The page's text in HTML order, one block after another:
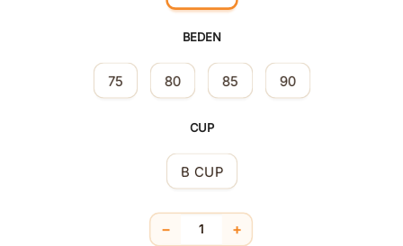
BEDEN
75 80 85 90
CUP
B CUP
Balenli Desteksiz Dolgusuz Askıları
− +